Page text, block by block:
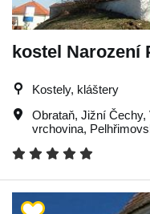
kostel Narození
Kostely, kláštery
Obrataň, Jižní Čechy,
vrchovina,